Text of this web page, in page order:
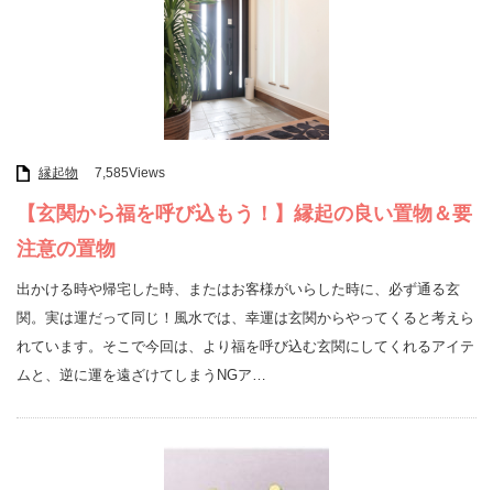
縁起物 7,585Views
【玄関から福を呼び込もう！】縁起の良い置物＆要
注意の置物
出かける時や帰宅した時、またはお客様がいらした時に、必ず通る玄
関。実は運だって同じ！風水では、幸運は玄関からやってくると考えら
れています。そこで今回は、より福を呼び込む玄関にしてくれるアイテ
ムと、逆に運を遠ざけてしまうNGア…